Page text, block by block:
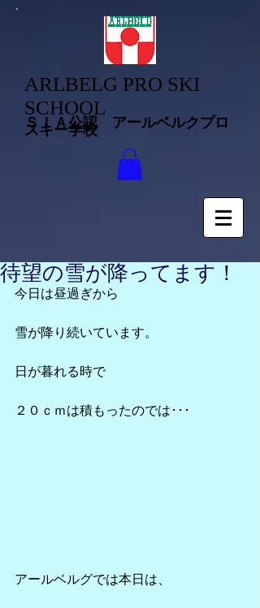
ARLBELG PRO SKI
SCHOOL
ＳＩＡ公認 アールベルクプロ
スキー学校
待望の雪が降ってます！
今日は昼過ぎから
雪が降り続いています。
日が暮れる時で
２０ｃｍは積もったのでは･･･
アールベルグでは本日は、